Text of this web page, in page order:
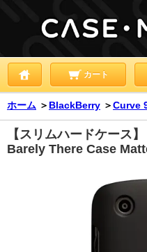
カート
ホーム ＞ BlackBerry ＞Curve
【スリムハードケース
Barely There Case